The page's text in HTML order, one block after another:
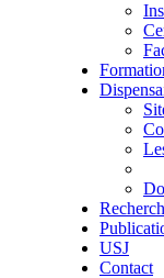
USJ
Contact